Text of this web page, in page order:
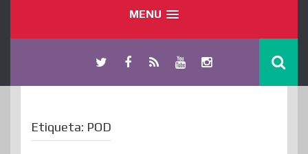
MENU
Etiqueta: POD